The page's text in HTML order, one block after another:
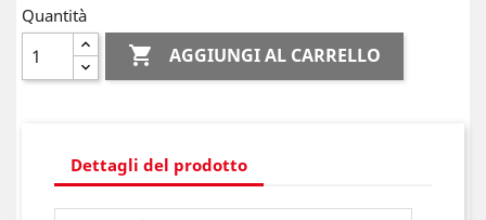
Quantità
 AGGIUNGI AL CARRELLO
Dettagli del prodotto